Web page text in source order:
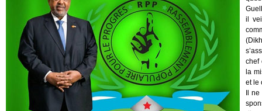
il
chef
la
et le
Il